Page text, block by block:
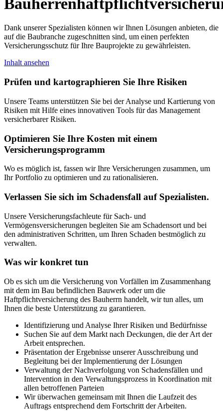
Dank unserer Spezialisten können wir Ihnen Lösungen anbieten, die
auf die Baubranche zugeschnitten sind, um einen perfekten
Versicherungsschutz für Ihre Bauprojekte zu gewährleisten.
Inhalt ansehen
Prüfen und kartographieren Sie Ihre Risiken
Unsere Teams unterstützen Sie bei der Analyse und Kartierung von
Risiken mit Hilfe eines innovativen Tools für das Management
versicherbarer Risiken.
Optimieren Sie Ihre Kosten mit einem
Versicherungsprogramm
Wo es möglich ist, fassen wir Ihre Versicherungen zusammen, um
Ihr Portfolio zu optimieren und zu rationalisieren.
Verlassen Sie sich im Schadensfall auf Spezialisten.
Unsere Versicherungsfachleute für Sach- und
Vermögensversicherungen begleiten Sie am Schadensort und bei
den administrativen Schritten, um Ihren Schaden bestmöglich zu
verwalten.
Was wir konkret tun
Ob es sich um die Versicherung von Vorfällen im Zusammenhang
mit dem im Bau befindlichen Bauwerk oder um die
Haftpflichtversicherung des Bauherrn handelt, wir tun alles, um
Ihnen die beste Unterstützung zu garantieren.
Identifizierung und Analyse Ihrer Risiken und Bedürfnisse
Suchen Sie auf dem Markt nach Deckungen, die der Art der
Arbeit entsprechen.
Präsentation der Ergebnisse unserer Ausschreibung und
Begleitung bei der Implementierung der Lösungen
Verwaltung der Nachverfolgung von Schadensfällen und
Intervention in den Verwaltungsprozess in Koordination mit
allen betroffenen Parteien
Wir überwachen gemeinsam mit Ihnen die Laufzeit des
Auftrags entsprechend dem Fortschritt der Arbeiten.